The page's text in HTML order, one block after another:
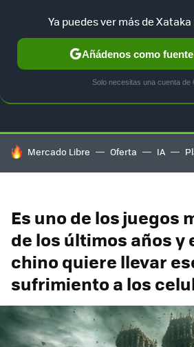
HOY SE HABLA DE
Mercado Libre Oferta IA
Es uno de los juegos
de los últimos años y
chino quiere llevar
sufrimiento a los
Ya puedes ver más de Xataka
Añádenos como
Solo necesitas una cuenta de